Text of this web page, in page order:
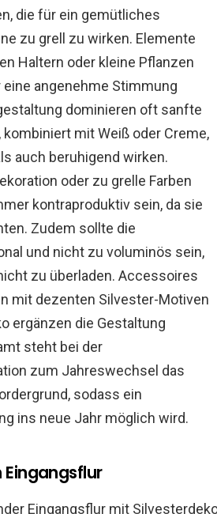
die für ein gemütliches
zu grell zu wirken. Elemente
Haltern oder kleine Pflanzen
angenehme Stimmung
dominieren oft sanfte
kombiniert mit Weiß oder Creme,
auch beruhigend wirken.
oder zu grelle Farben
kontraproduktiv sein, da sie
Zudem sollte die
und nicht zu voluminös sein,
zu überladen. Accessoires
mit dezenten Silvester-Motiven
ergänzen die Gestaltung
steht bei der
zum Jahreswechsel das
sodass ein
ins neue Jahr möglich wird.